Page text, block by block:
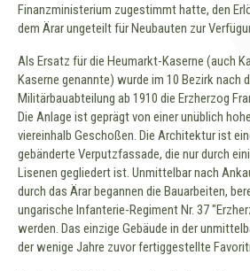
Finanzministerium zugestimmt hatte, den
dem Ärar ungeteilt für Neubauten zur
Als Ersatz für die Heumarkt-Kaserne (auch
Kaserne genannte) wurde im 10 Bezirk nach
Militärbauabteilung ab 1910 die Erzherzog
Die Anlage ist geprägt von einer unüblich
viereinhalb Geschoßen. Die Architektur ist
gebänderte Verputzfassade, die nur durch
Lisenen gegliedert ist. Unmittelbar nach
durch das Ärar begannen die Bauarbeiten,
ungarische Infanterie-Regiment Nr. 37
werden. Das einzige Gebäude in der
der wenige Jahre zuvor fertiggestellte